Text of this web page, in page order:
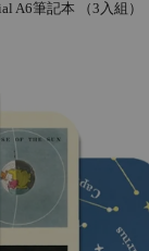
A6筆記本 （3入組）